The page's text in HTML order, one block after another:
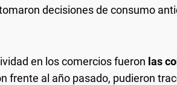
decisiones de consumo
en los comercios fueron las
frente al año pasado, pudieron